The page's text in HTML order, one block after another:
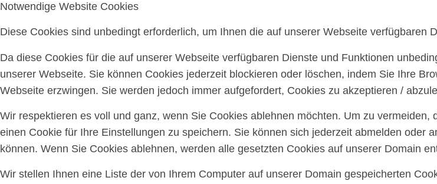
Notwendige Website Cookies
Diese Cookies sind unbedingt erforderlich, um Ihnen die auf unserer Webseite verfügbaren
Da diese Cookies für die auf unserer Webseite verfügbaren Dienste und Funktionen
unserer Webseite. Sie können Cookies jederzeit blockieren oder löschen, indem Sie Ihre
Webseite erzwingen. Sie werden jedoch immer aufgefordert, Cookies zu akzeptieren /
Wir respektieren es voll und ganz, wenn Sie Cookies ablehnen möchten. Um zu
einen Cookie für Ihre Einstellungen zu speichern. Sie können sich jederzeit abmelden oder
können. Wenn Sie Cookies ablehnen, werden alle gesetzten Cookies auf unserer Domain
Wir stellen Ihnen eine Liste der von Ihrem Computer auf unserer Domain gespeicherten